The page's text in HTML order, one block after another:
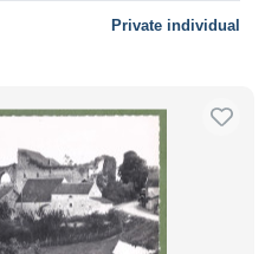
Private individual